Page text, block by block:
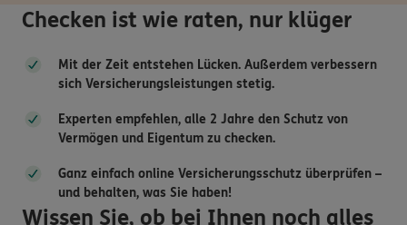
Checken ist wie raten, nur klüger
Mit der Zeit entstehen Lücken. Außerdem verbessern
sich Versicherungsleistungen stetig.
Experten empfehlen, alle 2 Jahre den Schutz von
Vermögen und Eigentum zu checken.
Ganz einfach online Versicherungsschutz überprüfen –
und behalten, was Sie haben!
Wissen Sie, ob bei Ihnen noch alles